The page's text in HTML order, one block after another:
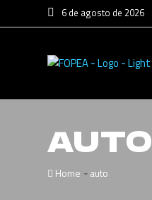
6 de agosto de 2026
AUTO
Home -auto